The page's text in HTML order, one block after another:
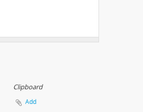
Clipboard
Add